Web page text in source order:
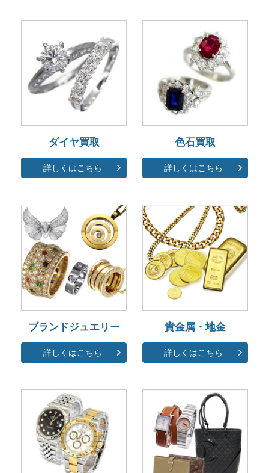
ダイヤ買取
詳しくはこちら
色石買取
詳しくはこちら
ブランドジュエリー
詳しくはこちら
貴金属・地金
詳しくはこちら